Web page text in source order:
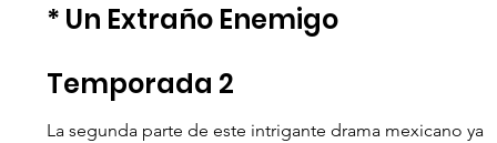
* Un Extraño Enemigo
Temporada 2
La segunda parte de este intrigante drama mexicano ya